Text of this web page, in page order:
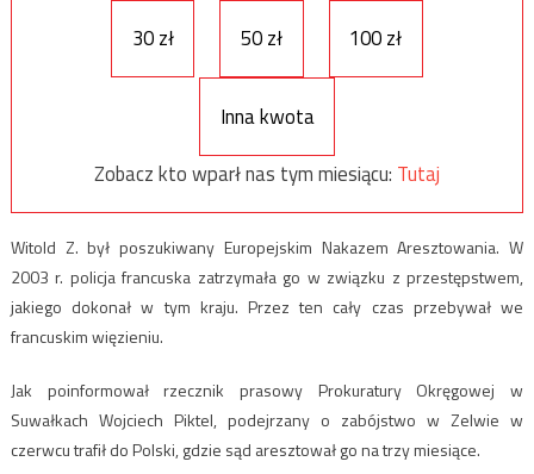
30 zł 50 zł 100 zł
Inna kwota
Zobacz kto wparł nas tym miesiącu: Tutaj
Witold Z. był poszukiwany Europejskim Nakazem Aresztowania. W
2003 r. policja francuska zatrzymała go w związku z przestępstwem,
jakiego dokonał w tym kraju. Przez ten cały czas przebywał we
francuskim więzieniu.
Jak poinformował rzecznik prasowy Prokuratury Okręgowej w
Suwałkach Wojciech Piktel, podejrzany o zabójstwo w Zelwie w
czerwcu trafił do Polski, gdzie sąd aresztował go na trzy miesiące.